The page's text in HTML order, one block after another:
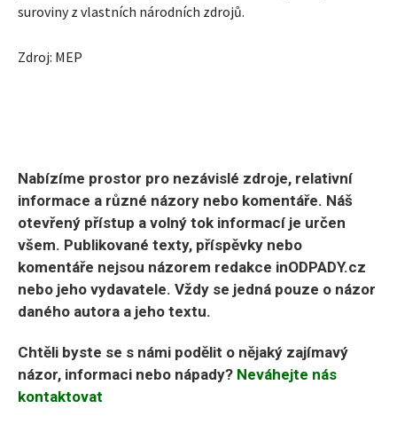
suroviny z vlastních národních zdrojů.
Zdroj: MEP
Nabízíme prostor pro nezávislé zdroje, relativní
informace a různé názory nebo komentáře. Náš
otevřený přístup a volný tok informací je určen
všem. Publikované texty, příspěvky nebo
komentáře nejsou názorem redakce inODPADY.cz
nebo jeho vydavatele. Vždy se jedná pouze o názor
daného autora a jeho textu.
Chtěli byste se s námi podělit o nějaký zajímavý
názor, informaci nebo nápady? Neváhejte nás
kontaktovat